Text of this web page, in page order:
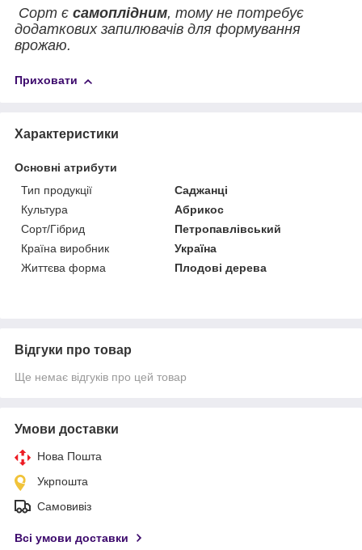
Сорт є самоплідним, тому не потребує
додаткових запилювачів для формування
врожаю.
Приховати
Характеристики
Основні атрибути
Тип продукції
Саджанці
Культура
Абрикос
Сорт/Гібрид
Петропавлівський
Країна виробник
Україна
Життєва форма
Плодові дерева
Відгуки про товар
Ще немає відгуків про цей товар
Умови доставки
Нова Пошта
Укрпошта
Самовивіз
Всі умови доставки